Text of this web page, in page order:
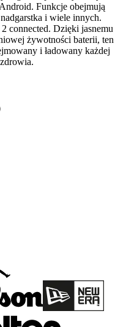
Funkcje obejmują
i wiele innych.
connected. Dzięki jasnemu
żywotności baterii, ten
i ładowany każdej